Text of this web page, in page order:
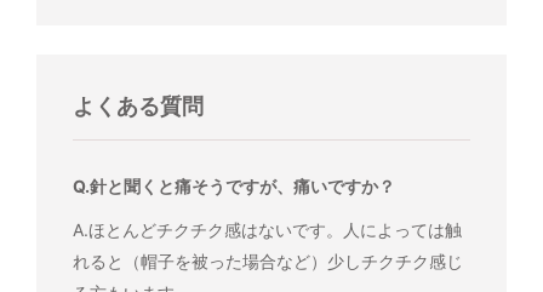
よくある質問
Q.針と聞くと痛そうですが、痛いですか？
A.ほとんどチクチク感はないです。人によっては触
れると（帽子を被った場合など）少しチクチク感じ